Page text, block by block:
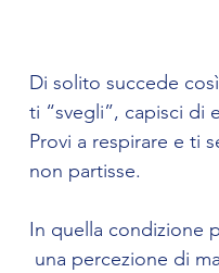
Di solito succede
ti “svegli”, capisci di
Provi a respirare e ti
non partisse.
In quella condizione
una percezione di